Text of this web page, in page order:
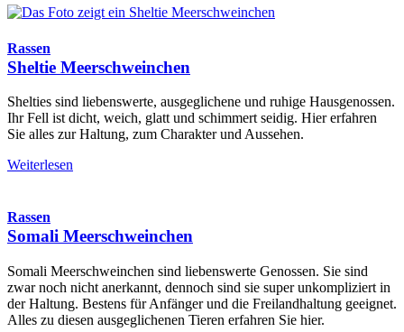
Rassen
Sheltie Meerschweinchen
Shelties sind liebenswerte, ausgeglichene und ruhige Hausgenossen.
Ihr Fell ist dicht, weich, glatt und schimmert seidig. Hier erfahren
Sie alles zur Haltung, zum Charakter und Aussehen.
Weiterlesen
Rassen
Somali Meerschweinchen
Somali Meerschweinchen sind liebenswerte Genossen. Sie sind
zwar noch nicht anerkannt, dennoch sind sie super unkompliziert in
der Haltung. Bestens für Anfänger und die Freilandhaltung geeignet.
Alles zu diesen ausgeglichenen Tieren erfahren Sie hier.